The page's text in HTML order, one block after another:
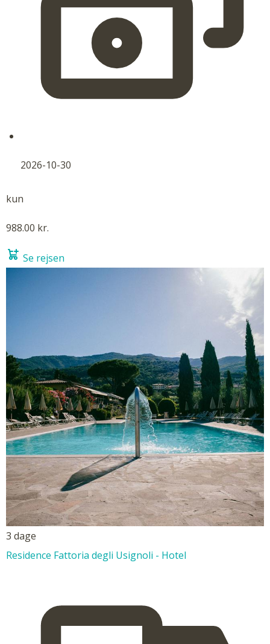
2026-10-30
kun
988.00 kr.
Se rejsen
3 dage
Residence Fattoria degli Usignoli - Hotel